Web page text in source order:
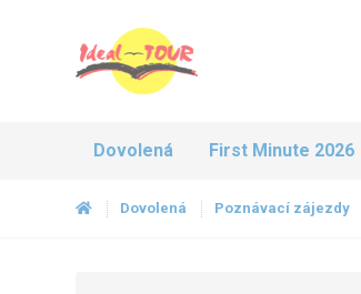
Dovolená First Minute 2026
Dovolená Poznávací zájezdy